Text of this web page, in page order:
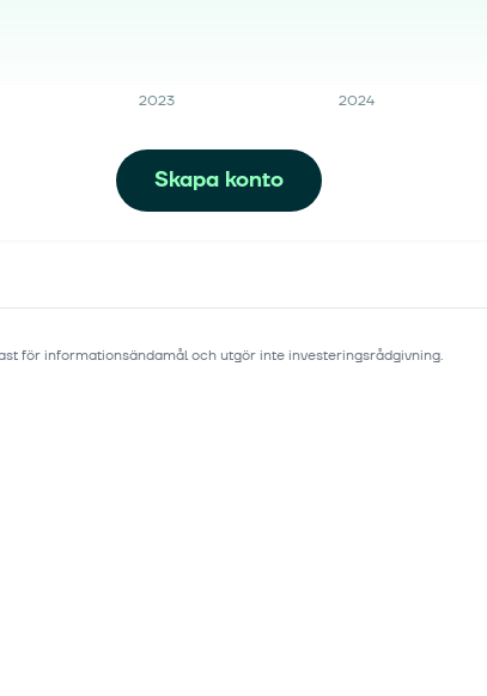
2023 2024
Skapa konto
för informationsändamål och utgör inte investeringsrådgivning.